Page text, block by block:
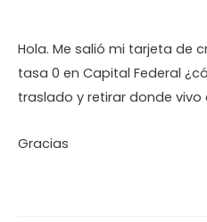
Hola. Me salió mi tarjeta de
tasa 0 en Capital Federal
traslado y retirar donde vivo
Gracias